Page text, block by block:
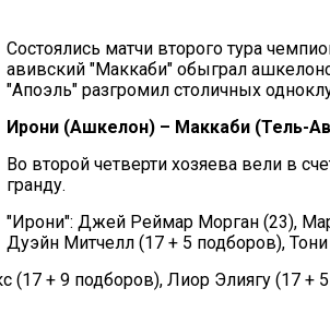
Состоялись матчи второго тура
авивский "Маккаби" обыграл
"Апоэль" разгромил столичных
Ирони (Ашкелон) – Маккаби (Тель-
Во второй четверти хозяева вели в
гранду.
"Ирони": Джей Реймар Морган (23),
Дуэйн Митчелл (17 + 5 подборов),
(17 + 9 подборов), Лиор Элиягу (17